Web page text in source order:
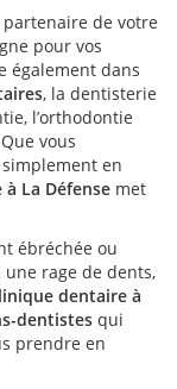
de votre
pour vos
également dans
, la dentisterie
l’orthodontie
vous
en
La Défense met
ébréchée ou
rage de dents,
dentaire à
dentistes qui
prendre en